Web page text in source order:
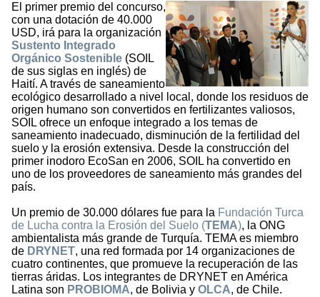
El primer premio del concurso,
con una dotación de 40.000
USD, irá para la organización
Sustento Integrado
Orgánico Sostenible (SOIL
de sus siglas en inglés) de
Haití. A través de saneamiento
ecológico desarrollado a nivel local, donde los residuos de
origen humano son convertidos en fertilizantes valiosos,
SOIL ofrece un enfoque integrado a los temas de
saneamiento inadecuado, disminución de la fertilidad del
suelo y la erosión extensiva. Desde la construcción del
primer inodoro EcoSan en 2006, SOIL ha convertido en
uno de los proveedores de saneamiento más grandes del
país.
Un premio de 30.000 dólares fue para la Fundación Turca
de Lucha contra la Erosión del Suelo (TEMA), la ONG
ambientalista más grande de Turquía. TEMA es miembro
de DRYNET, una red formada por 14 organizaciones de
cuatro continentes, que promueve la recuperación de las
tierras áridas. Los integrantes de DRYNET en América
Latina son PROBIOMA, de Bolivia y OLCA, de Chile.